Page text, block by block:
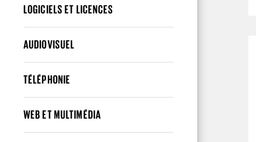
LOGICIELS ET LICENCES
AUDIOVISUEL
TÉLÉPHONIE
WEB ET MULTIMÉDIA